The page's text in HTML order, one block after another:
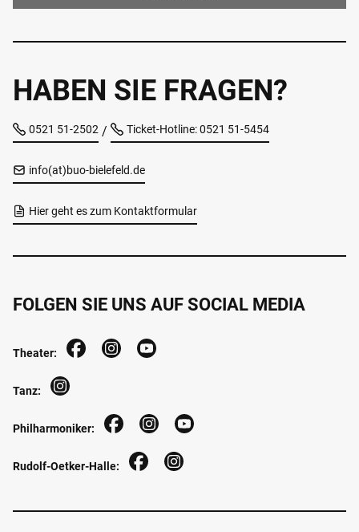
HABEN SIE FRAGEN?
0521 51-2502 / Ticket-Hotline: 0521 51-5454
info(at)buo-bielefeld.de
Hier geht es zum Kontaktformular
FOLGEN SIE UNS AUF SOCIAL MEDIA
Theater:
Tanz:
Philharmoniker:
Rudolf-Oetker-Halle: